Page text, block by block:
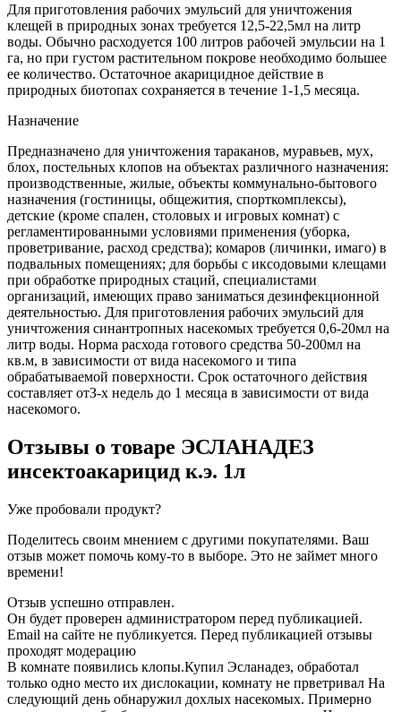
Для приготовления рабочих эмульсий для уничтожения
клещей в природных зонах требуется 12,5-22,5мл на литр
воды. Обычно расходуется 100 литров рабочей эмульсии на 1
га, но при густом растительном покрове необходимо большее
ее количество. Остаточ­ное акарицидное действие в
природных биотопах сохраняется в течение 1-1,5 месяца.
Назначение
Предназначено для уничтожения тараканов, муравьев, мух,
блох, постельных клопов на объектах различного назначения:
производственные, жилые, объекты коммунально-бытового
назначения (гостиницы, общежития, спорткомплексы),
детские (кроме спален, столовых и игровых комнат) с
регламентированными условиями применения (уборка,
проветривание, расход средства); комаров (личинки, имаго) в
подвальных помещениях; для борьбы с иксодовыми клещами
при обработке природных стаций, специалистами
организаций, имеющих право заниматься дезинфекционной
деятельностью. Для приготовления рабочих эмульсий для
уничтожения синантропных насекомых требуется 0,6-20мл на
литр воды. Норма расхода готового средства 50-200мл на
кв.м, в зависимости от вида насекомого и типа
обрабатываемой поверхности. Срок остаточного действия
составляет отЗ-х недель до 1 месяца в зависимости от вида
насекомого.
Отзывы о товаре ЭСЛАНАДЕЗ
инсектоакарицид к.э. 1л
Уже пробовали продукт?
Поделитесь своим мнением с другими покупателями. Ваш
отзыв может помочь кому-то в выборе. Это не займет много
времени!
Отзыв успешно отправлен.
Он будет проверен администратором перед публикацией.
Email на сайте не публикуется. Перед публикацией отзывы
проходят модерацию
В комнате появились клопы.Купил Эсланадез, обработал
только одно место их дислокации, комнату не прветривал На
следующий день обнаружил дохлых насекомых. Примерно